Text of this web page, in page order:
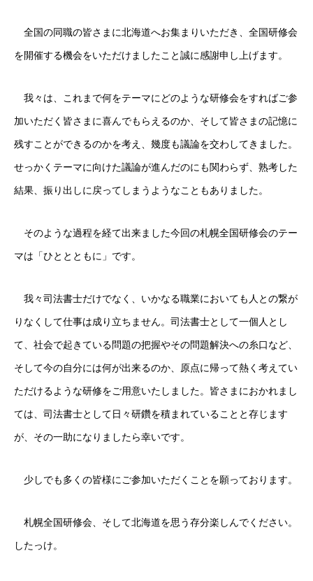
全国の同職の皆さまに北海道へお集まりいただき、全国研修会
を開催する機会をいただけましたこと誠に感謝申し上げます。
我々は、これまで何をテーマにどのような研修会をすればご参
加いただく皆さまに喜んでもらえるのか、そして皆さまの記憶に
残すことができるのかを考え、幾度も議論を交わしてきました。
せっかくテーマに向けた議論が進んだのにも関わらず、熟考した
結果、振り出しに戻ってしまうようなこともありました。
そのような過程を経て出来ました今回の札幌全国研修会のテー
マは「ひととともに」です。
我々司法書士だけでなく、いかなる職業においても人との繋が
りなくして仕事は成り立ちません。司法書士として一個人とし
て、社会で起きている問題の把握やその問題解決への糸口など、
そして今の自分には何が出来るのか、原点に帰って熱く考えてい
ただけるような研修をご用意いたしました。皆さまにおかれまし
ては、司法書士として日々研鑽を積まれていることと存じます
が、その一助になりましたら幸いです。
少しでも多くの皆様にご参加いただくことを願っております。
札幌全国研修会、そして北海道を思う存分楽しんでください。
したっけ。